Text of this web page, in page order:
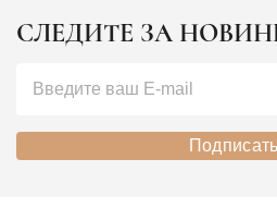
СЛЕДИТЕ ЗА